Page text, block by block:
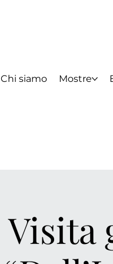
Chi siamo Mostre
Visita